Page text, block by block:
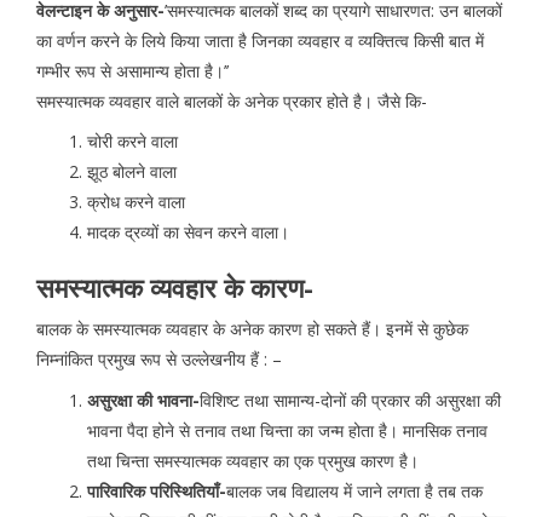
वेलन्टाइन के अनुसार-’समस्यात्मक बालकों शब्द का प्रयागे साधारणत: उन बालकों
का वर्णन करने के लिये किया जाता है जिनका व्यवहार व व्यक्तित्व किसी बात में
गम्भीर रूप से असामान्य होता है।’’
समस्यात्मक व्यवहार वाले बालकों के अनेक प्रकार होते है। जैसे कि-
चोरी करने वाला
झूठ बोलने वाला
क्रोध करने वाला
मादक द्रव्यों का सेवन करने वाला।
समस्यात्मक व्यवहार के कारण-
बालक के समस्यात्मक व्यवहार के अनेक कारण हो सकते हैं। इनमें से कुछेक
निम्नांकित प्रमुख रूप से उल्लेखनीय हैं : –
असुरक्षा की भावना-विशिष्ट तथा सामान्य-दोनों की प्रकार की असुरक्षा की
भावना पैदा होने से तनाव तथा चिन्ता का जन्म होता है। मानसिक तनाव
तथा चिन्ता समस्यात्मक व्यवहार का एक प्रमुख कारण है।
पारिवारिक परिस्थितियाँ-बालक जब विद्यालय में जाने लगता है तब तक